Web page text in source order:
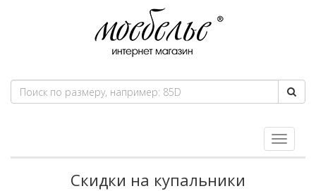
Toggle
navigation
Скидки на купальники